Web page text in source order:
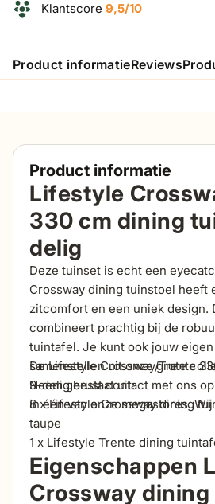
Klantscore 9,5/10
Product informatieReviews
Product informatie
Lifestyle
330 cm dining
delig
Deze tuinset is echt een
Crossway dining tuinstoel heeft
zitcomfort en een uniek design.
combineert prachtig bij de
tuintafel. Je kunt ook jouw
samenstellen uit onze grote
Neem gerust contact met ons
in één van onze megastores.
De Lifestyle Crossway/Trente
9-delig bestaat uit:
8 x Lifestyle Crossway dining
taupe
1 x Lifestyle Trente dining
Eigenschappen
Crossway